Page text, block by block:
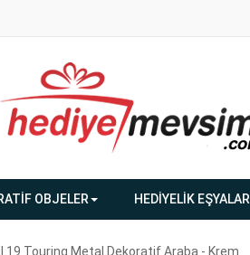
OBJELER HEDİYELİK EŞYALAR
19 Touring Metal Dekoratif Araba - Krem